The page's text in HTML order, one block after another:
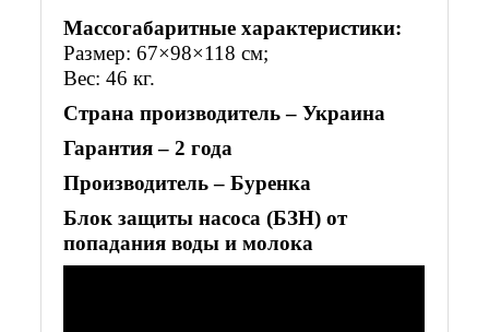
Массогабаритные характеристики:
Размер: 67×98×118 см;
Вес: 46 кг.
Страна производитель – Украина
Гарантия – 2 года
Производитель – Буренка
Блок защиты насоса (БЗН) от
попадания воды и молока